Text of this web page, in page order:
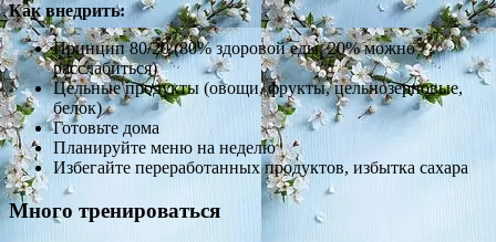
Как внедрить:
Принцип 80/20 (80% здоровой еды, 20% можно
расслабиться)
Цельные продукты (овощи, фрукты, цельнозерновые,
белок)
Готовьте дома
Планируйте меню на неделю
Избегайте переработанных продуктов, избытка сахара
Много тренироваться